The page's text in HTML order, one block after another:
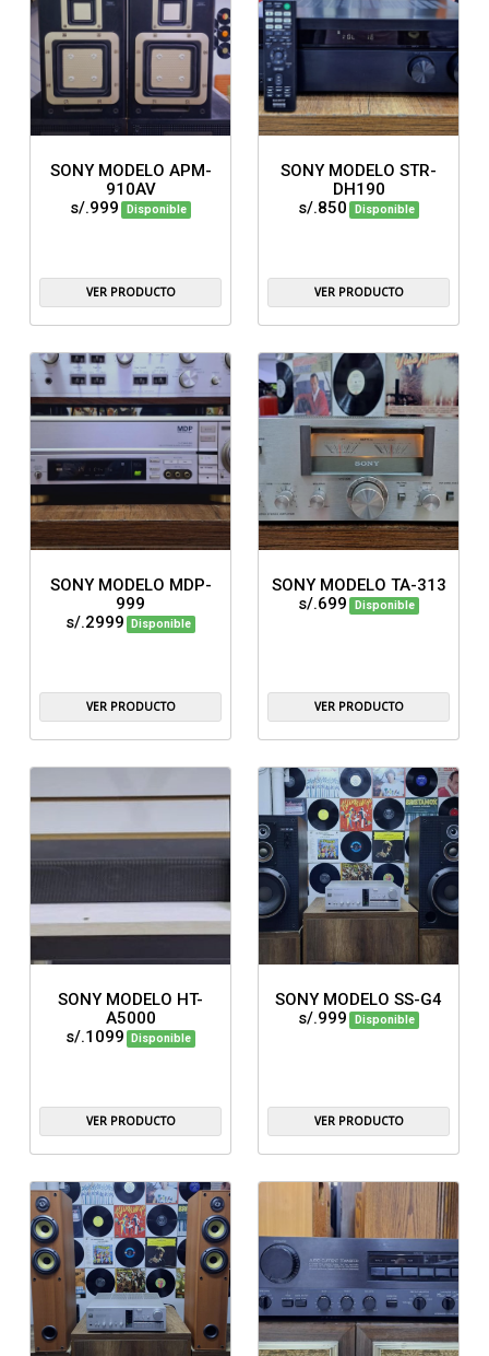
SONY MODELO APM-
910AV
s/.999
Disponible
VER PRODUCTO
SONY MODELO STR-
DH190
s/.850
Disponible
VER PRODUCTO
SONY MODELO MDP-
999
s/.2999
Disponible
VER PRODUCTO
SONY MODELO TA-313
s/.699
Disponible
VER PRODUCTO
SONY MODELO HT-
A5000
s/.1099
Disponible
VER PRODUCTO
SONY MODELO SS-G4
s/.999
Disponible
VER PRODUCTO